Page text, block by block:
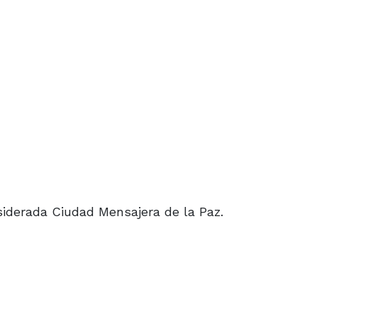
Ciudad Mensajera de la Paz.